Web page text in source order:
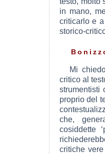
in mano,
criticarlo e
storico-
Mi
critico al
strumentisti
proprio del
che,
cosiddette
critiche